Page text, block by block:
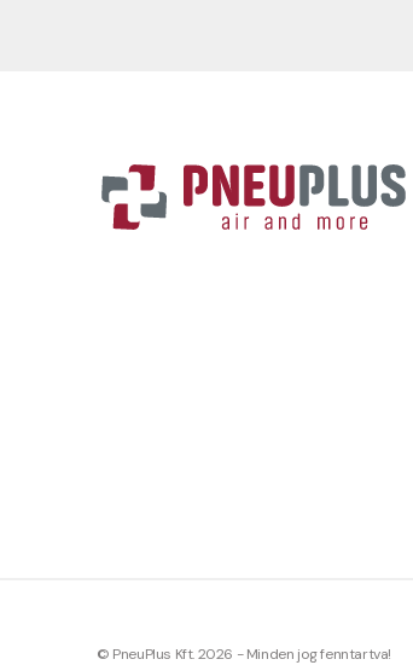
© PneuPlus Kft. 2026 - Minden jog fenntartva!